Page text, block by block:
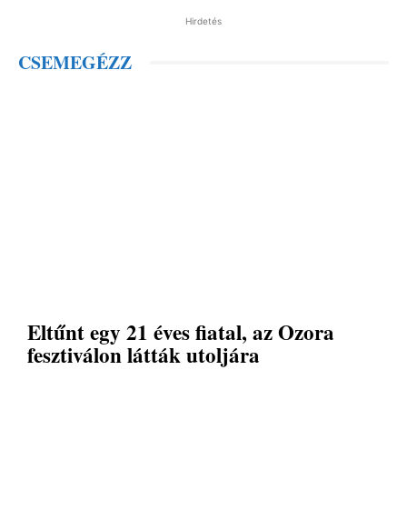
Hirdetés
CSEMEGÉZZ
Eltűnt egy 21 éves fiatal, az Ozora
fesztiválon látták utoljára